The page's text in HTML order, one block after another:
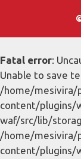
Fatal error:
Unable to save
/home/mesivira/
content/plugins/
waf/src/lib/
/home/mesivira/
content/plugins/